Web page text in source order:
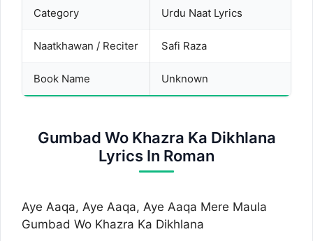
Category Urdu Naat Lyrics
Naatkhawan / Reciter Safi Raza
Book Name Unknown
Gumbad Wo Khazra Ka Dikhlana
Lyrics In Roman
Aye Aaqa, Aye Aaqa, Aye Aaqa Mere Maula
Gumbad Wo Khazra Ka Dikhlana